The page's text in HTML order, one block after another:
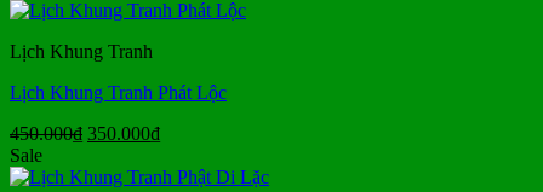
là:
tại
Lịch Khung Tranh
Lịch Khung Tranh Phát Lộc
450.000₫ Giá
là:
350.000₫Giá
tại
Sale